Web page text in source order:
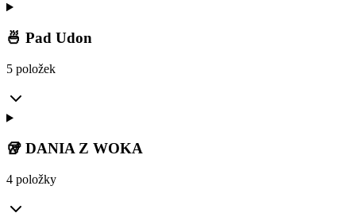
🍜 Pad Udon
5 položek
🥡 DANIA Z WOKA
4 položky